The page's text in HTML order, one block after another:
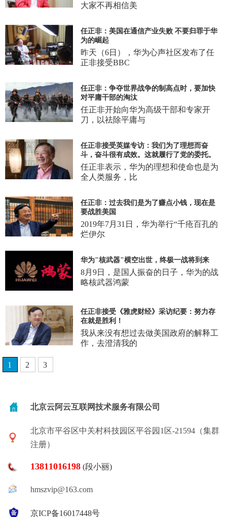
大家不再相信美
任正非：美国在通信产业失败 不要归罪于华
为的崛起
昨天（6日），华为心声社区发布了任
正非接受BBC
任正非：争夺世界战争的制高点时，要加快
对平庸干部的淘汰
任正非开始向华为高级干部和专家开
刀，以祛除平庸与
任正非接受英媒专访：我们为了理想而奋
斗，奋斗很有成效。这就履行了党的委托。
任正非表示，华为的理想和使命也是为
全人类服务，比
任正非：过去我们是为了赚点小钱，现在是
要战胜美国
2019年7月31日，华为举行“千疮百孔的
烂伊尔
华为"核武器"横空出世，终极一战将到来
8月9日，是国人振奋的日子，华为的战
略核武器鸿蒙
任正非接受《雅虎财经》采访纪要：努力存
在就是胜利！
我从来没有想过去做美国政府的解释工
作，去澄清我的
1 2 3
北京云阿云互联网技术服务有限公司
北京市平谷区中关村科技园区平谷园1区-21594（集群
注册）
13811016198 (段小丽)
hmszvip@163.com
京ICP备16017448号